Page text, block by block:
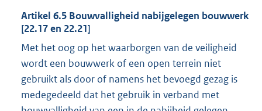
Artikel 6.5 Bouwvalligheid nabijgelegen bouwwerk
[22.17 en 22.21]
Met het oog op het waarborgen van de veiligheid
wordt een bouwwerk of een open terrein niet
gebruikt als door of namens het bevoegd gezag is
medegedeeld dat het gebruik in verband met